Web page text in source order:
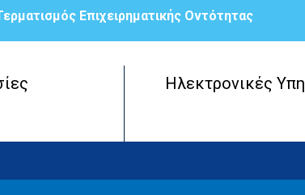
Επιχειρηματικής Οντότητας
Μητρώο Πραγματικών ΔικαιούχωνΗλεκτρονικές